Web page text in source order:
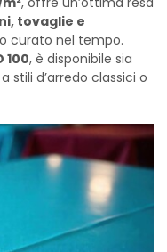
tovaglie e
curato nel tempo.
100, è disponibile sia
stili d’arredo classici o